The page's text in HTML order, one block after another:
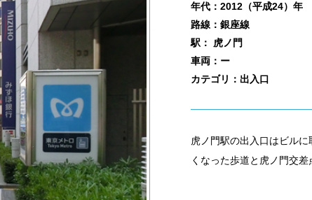
年代：2012（平成24）年
路線：銀座線
駅： 虎ノ門
車両：ー
カテゴリ：出入口
虎ノ門駅の出入口はビル
くなった歩道と虎ノ門交差